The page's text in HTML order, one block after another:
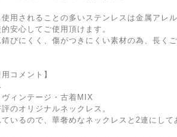
使用されることの多いステンレスは金属アレ
安心してご使用頂けます。
びにくく、傷がつきにくい素材の為、長く
コメント】
ィンテージ・古着MIX
のオリジナルネックレス。
いるので、華奢めなネックレスと2連にして